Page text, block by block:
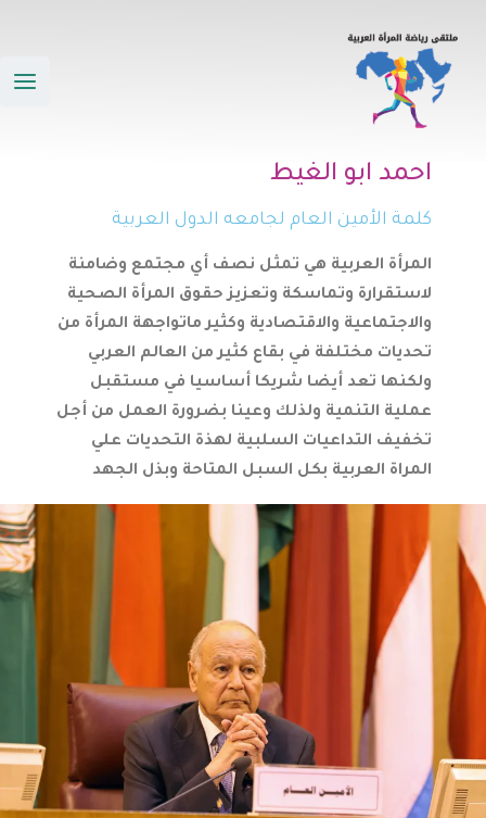
المحتوى
احمد ابو الغيط
كلمة الأمين العام لجامعه الدول العربية
المرأة العربية هي تمثل نصف أي مجتمع وضامنة
لاستقرارة وتماسكة وتعزيز حقوق المرأة الصحية
والاجتماعية والاقتصادية وكثير ماتواجهة المرأة من
تحديات مختلفة في بقاع كثير من العالم العربي
ولكنها تعد أيضا شريكا أساسيا في مستقبل
عملية التنمية ولذلك وعينا بضرورة العمل من أجل
تخفيف التداعيات السلبية لهذة التحديات علي
المراة العربية بكل السبل المتاحة وبذل الجهد